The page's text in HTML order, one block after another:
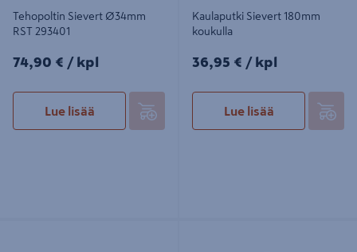
Tehopoltin Sievert Ø34mm
RST 293401
74,90€/kpl
74,90 € / kpl
Lue lisää
Kaulaputki Sievert 180mm
koukulla
36,95€/kpl
36,95 € / kpl
Lue lisää